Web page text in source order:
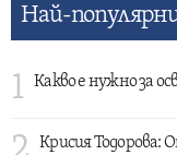
Най-
1 Какво е нужно за
Крисия Тодорова: